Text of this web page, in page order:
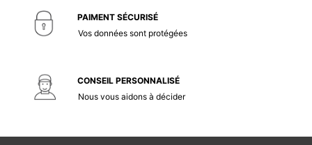
PAIMENT SÉCURISÉ
Vos données sont protégées
CONSEIL PERSONNALISÉ
Nous vous aidons à décider